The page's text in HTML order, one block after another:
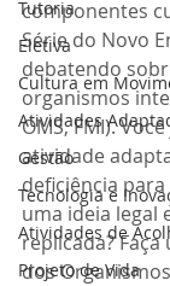
Tutoria
Eletiva
Cultura em
Atividades
Gestão
Tecnologia e
Atividades de
Projeto de Vida
componentes
Série do Novo
debatendo
organismos
OMS, FMI).
atividade
deficiência para
uma ideia legal
replicada?
dos